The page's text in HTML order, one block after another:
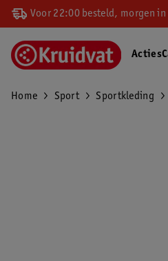
Voor 22:00 besteld, morgen in
Acties
Home Sport Sportkleding